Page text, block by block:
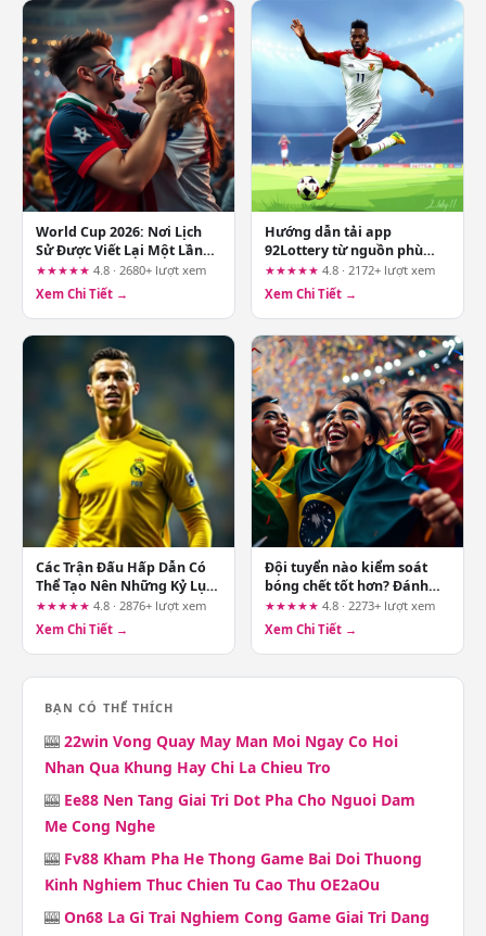
World Cup 2026: Nơi Lịch
Sử Được Viết Lại Một Lần
Nữa
★★★★★ 4.8 · 2680+ lượt xem
Xem Chi Tiết →
Hướng dẫn tải app
92Lottery từ nguồn phù
hợp trước khi đăng nhập
★★★★★ 4.8 · 2172+ lượt xem
Xem Chi Tiết →
Các Trận Đấu Hấp Dẫn Có
Thể Tạo Nên Những Kỷ Lục
Mới
★★★★★ 4.8 · 2876+ lượt xem
Xem Chi Tiết →
Đội tuyển nào kiểm soát
bóng chết tốt hơn? Đánh
giá từ góc nhìn minh bạch
và quản lý rủi ro cùng
★★★★★ 4.8 · 2273+ lượt xem
Xem Chi Tiết →
BẠN CÓ THỂ THÍCH
🎰 22win Vong Quay May Man Moi Ngay Co Hoi
Nhan Qua Khung Hay Chi La Chieu Tro
🎰 Ee88 Nen Tang Giai Tri Dot Pha Cho Nguoi Dam
Me Cong Nghe
🎰 Fv88 Kham Pha He Thong Game Bai Doi Thuong
Kinh Nghiem Thuc Chien Tu Cao Thu OE2aOu
🎰 On68 La Gi Trai Nghiem Cong Game Giai Tri Dang